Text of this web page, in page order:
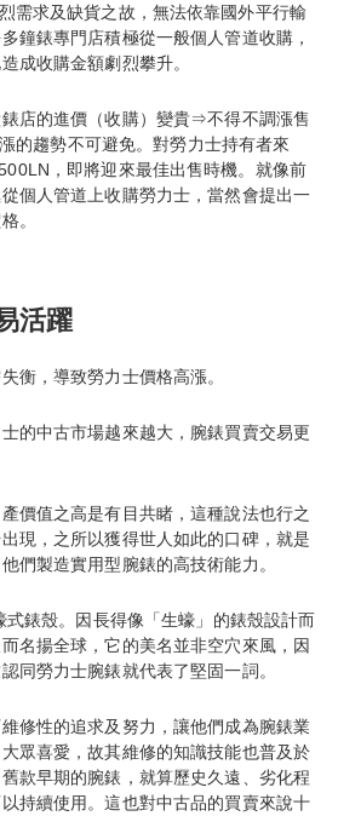
需求及缺貨之故，無法依靠國外平行輸
鐘錶專門店積極從一般個人管道收購，
成收購金額劇烈攀升。
店的進價（收購）變貴⇒不得不調漲售
的趨勢不可避免。對勞力士持有者來
，即將迎來最佳出售時機。就像前
個人管道上收購勞力士，當然會提出一
。
活躍
衡，導致勞力士價格高漲。
的中古市場越來越大，腕錶買賣交易更
價值之高是有目共睹，這種說法也行之
現，之所以獲得世人如此的口碑，就是
們製造實用型腕錶的高技術能力。
錶殼。因長得像「生蠔」的錶殼設計而
名揚全球，它的美名並非空穴來風，因
同勞力士腕錶就代表了堅固一詞。
修性的追求及努力，讓他們成為腕錶業
眾喜愛，故其維修的知識技能也普及於
款早期的腕錶，就算歷史久遠、劣化程
持續使用。這也對中古品的買賣來說十